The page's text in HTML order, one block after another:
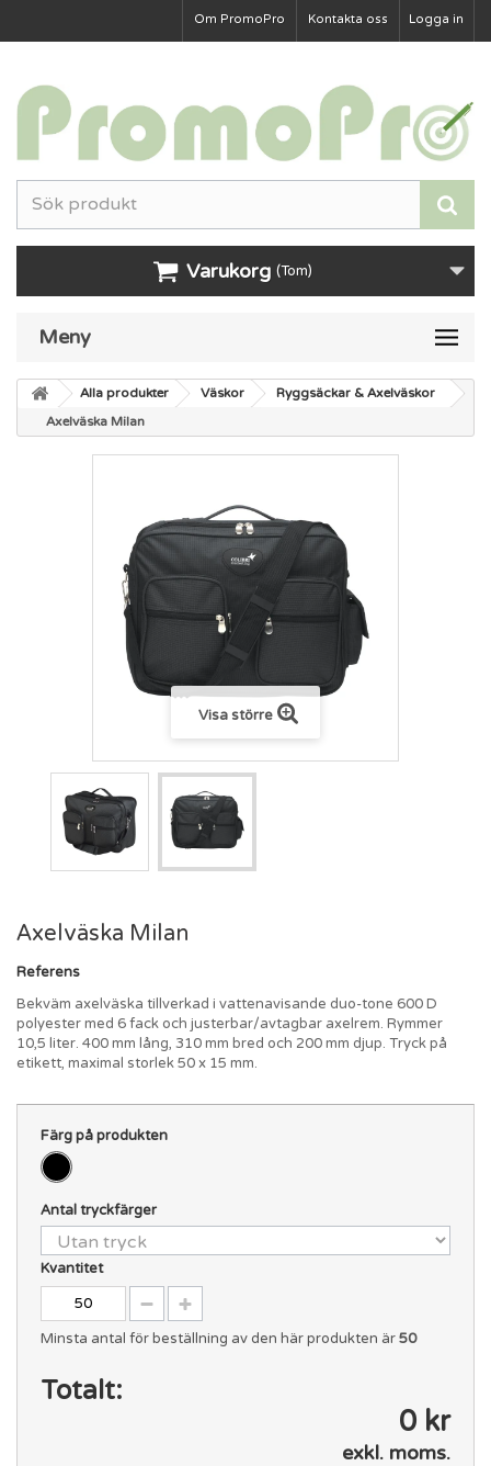
Logga in
Kontakta oss
Om PromoPro
Varukorg (Tom)
Meny
Alla produkter Väskor
Ryggsäckar & Axelväskor
Axelväska Milan
Visa större
Axelväska Milan
Referens
Bekväm axelväska tillverkad i vattenavisande duo-tone 600 D
polyester med 6 fack och justerbar/avtagbar axelrem. Rymmer
10,5 liter. 400 mm lång, 310 mm bred och 200 mm djup. Tryck på
etikett, maximal storlek 50 x 15 mm.
Färg på produkten
Antal tryckfärger
Kvantitet
Minsta antal för beställning av den här produkten är50
Totalt:
0 kr
exkl. moms.